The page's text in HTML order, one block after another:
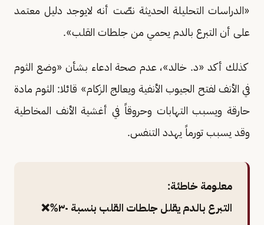
«الدراسات التحليلة الحديثة نصّت أنه لايوجد دليل معتمد
على أن التبرع بالدم يحمي من جلطات القلب».
كذلك أكد «د. خالد»، عدم صحة ادعاء بشأن «وضع الثوم
في الأنف لفتح الجيوب الأنفية ويعالج الزكام» قائلا: الثوم مادة
حارقة ويسبب التهابات وحروقاً في أغشية الأنف المخاطية
وقد يسبب تورماً يهدد التنفس.
معلومة خاطئة:
التبرع بالدم يقلل جلطات القلب بنسبة ٣٠%❌️